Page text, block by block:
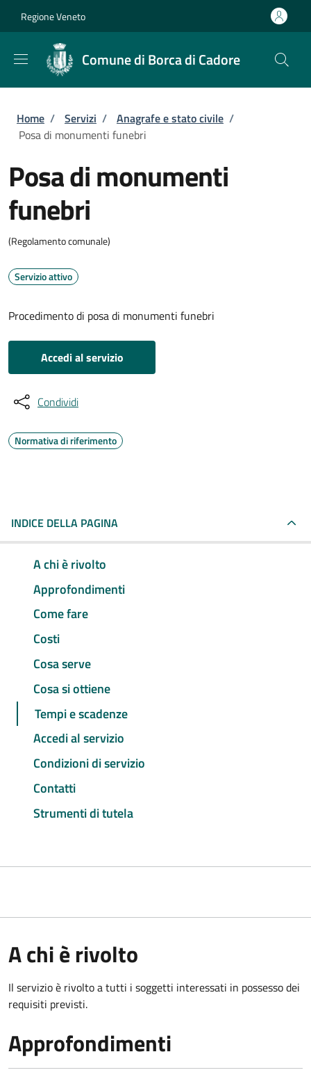
Regione Veneto
Comune di Borca di Cadore
Briciole di pane
Home / Servizi / Anagrafe e stato civile /
Posa di monumenti funebri
Posa di monumenti
funebri
(Regolamento comunale)
Servizio attivo
Procedimento di posa di monumenti funebri
Accedi al servizio
Condividi
Normativa di riferimento
INDICE DELLA PAGINA
A chi è rivolto
Approfondimenti
Come fare
Costi
Cosa serve
Cosa si ottiene
Tempi e scadenze
Accedi al servizio
Condizioni di servizio
Contatti
Strumenti di tutela
A chi è rivolto
Il servizio è rivolto a tutti i soggetti interessati in possesso dei
requisiti previsti.
Approfondimenti